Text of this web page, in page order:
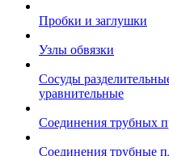
Пробки и заглушки
Узлы обвязки
Сосуды
уравнительные
Соединения трубных
Соединения трубные